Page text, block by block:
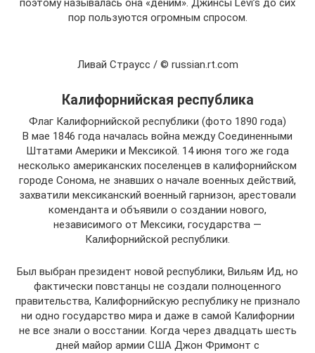
поэтому называлась она «деним». Джинсы Levi’s до сих
пор пользуются огромным спросом.
Ливай Страусс / © russian.rt.com
Калифорнийская республика
Флаг Калифорнийской республики (фото 1890 года)
В мае 1846 года началась война между Соединенными
Штатами Америки и Мексикой. 14 июня того же года
несколько американских поселенцев в калифорнийском
городе Сонома, не знавших о начале военных действий,
захватили мексиканский военный гарнизон, арестовали
коменданта и объявили о создании нового,
независимого от Мексики, государства —
Калифорнийской республики.
Был выбран президент новой республики, Вильям Ид, но
фактически повстанцы не создали полноценного
правительства, Калифорнийскую республику не признало
ни одно государство мира и даже в самой Калифорнии
не все знали о восстании. Когда через двадцать шесть
дней майор армии США Джон Фримонт с